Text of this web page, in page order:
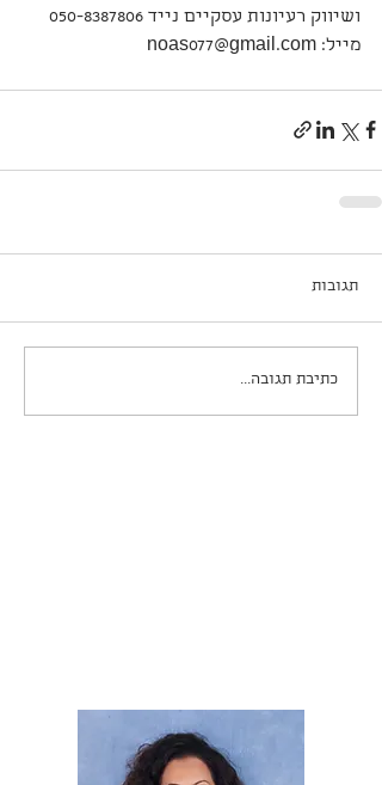
מייל: noas077@gmail.com
תגובות
כתיבת תגובה...